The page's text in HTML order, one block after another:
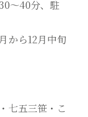
～40分、駐
から12月中旬
七五三笹・こ